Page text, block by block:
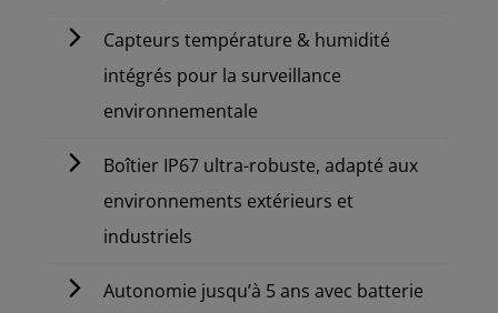
Capteurs température & humidité
intégrés pour la surveillance
environnementale
Boîtier IP67 ultra-robuste, adapté aux
environnements extérieurs et
industriels
Autonomie jusqu’à 5 ans avec batterie